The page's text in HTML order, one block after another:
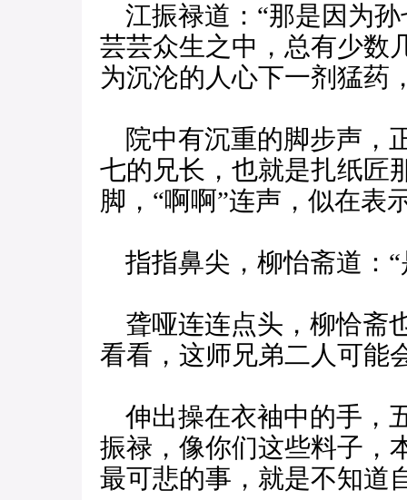
江振禄道：“那是因为
芸芸众生之中，总有少数
为沉沦的人心下一剂猛
院中有沉重的脚步声，
七的兄长，也就是扎纸匠
脚，“啊啊”连声，似在表
指指鼻尖，柳怡斋道：“
聋哑连连点头，柳恰斋
看看，这师兄弟二人可能
伸出操在衣袖中的手，
振禄，像你们这些料子，
最可悲的事，就是不知